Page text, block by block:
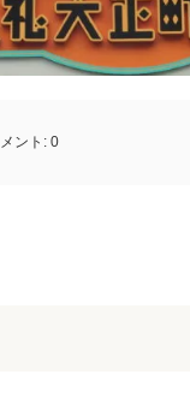
ント: 0